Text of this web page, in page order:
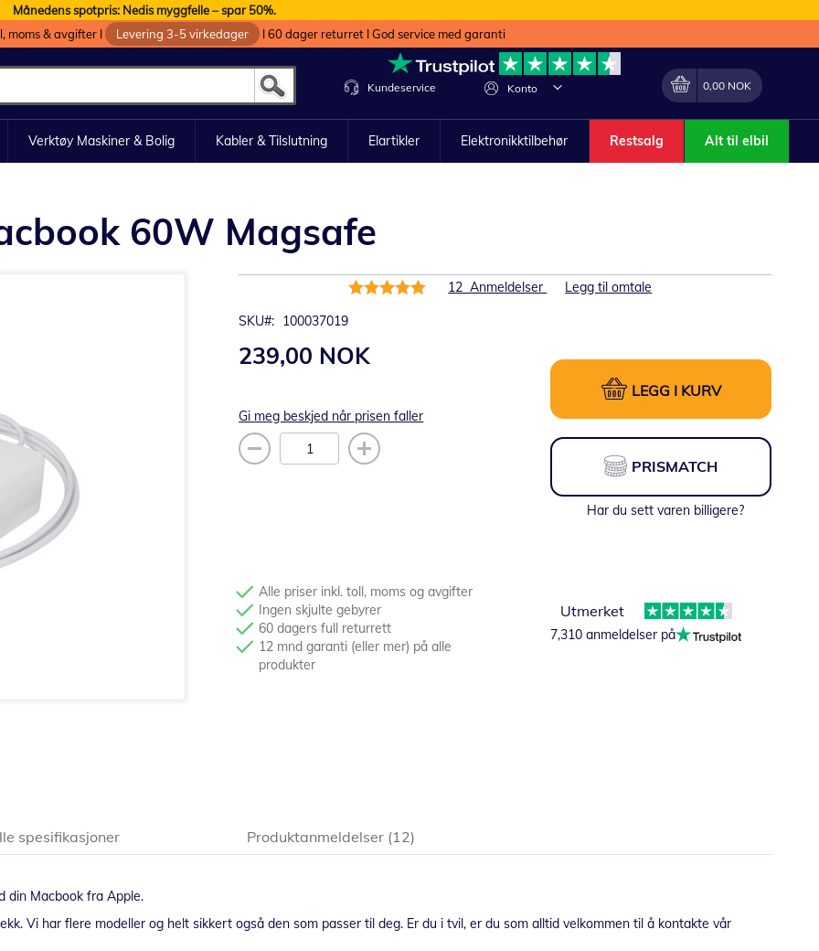
Månedens spotpris: Nedis myggfelle – spar 50%.
moms & avgifter I
Levering 3-5 virkedager I 60 dager returret I God service med garanti
Konto Endring
Min handlekurv
0,00 NOK
Kundeservice
Verktøy Maskiner & Bolig Kabler & Tilslutning Elartikler Elektronikktilbehør Restsalg Alt til elbil
60W Magsafe
SKU 100037019
Rating:
12Anmeldelser Legg til omtale
239,00 NOK
Gi meg beskjed når prisen faller
LEGG I KURV
PRISMATCH
Har du sett varen billigere?
Alle priser inkl. toll, moms og avgifter
Ingen skjulte gebyrer
60 dagers full returrett
12 mnd garanti (eller mer) på alle
produkter
Utmerket
7,310 anmeldelser på
din Macbook fra Apple.
Vi har flere modeller og helt sikkert også den som passer til deg. Er du i tvil, er du som alltid velkommen til å kontakte vår
spesifikasjoner Produktanmeldelser 12